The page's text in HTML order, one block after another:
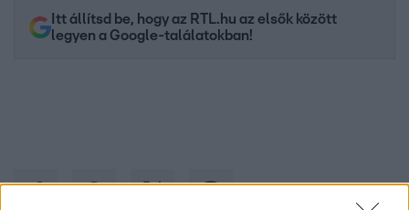
Itt állítsd be, hogy az RTL.hu az elsők között
legyen a Google-találatokban!